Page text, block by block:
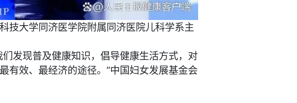
技大学同济医学院附属同济医院儿科学系主
发现普及健康知识，倡导健康生活方式，对
有效、最经济的途径。”中国妇女发展基金会